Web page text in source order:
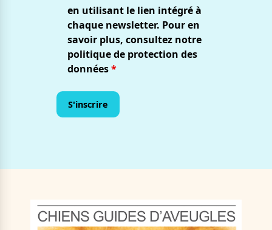
en utilisant le lien intégré à
chaque newsletter. Pour en
savoir plus, consultez notre
politique de protection des
données*